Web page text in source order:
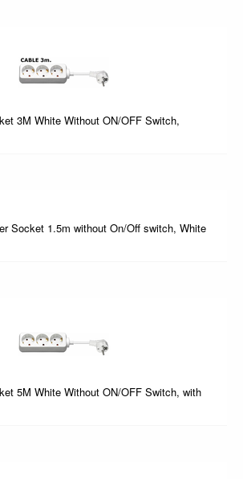
3M White Without ON/OFF Switch,
Socket 1.5m without On/Off switch, White
5M White Without ON/OFF Switch, with